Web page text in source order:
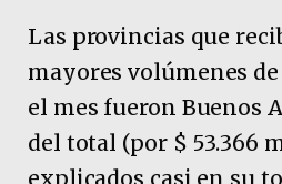
Las provincias que
mayores volúmenes
el mes fueron Buenos
del total (por $ 53.366